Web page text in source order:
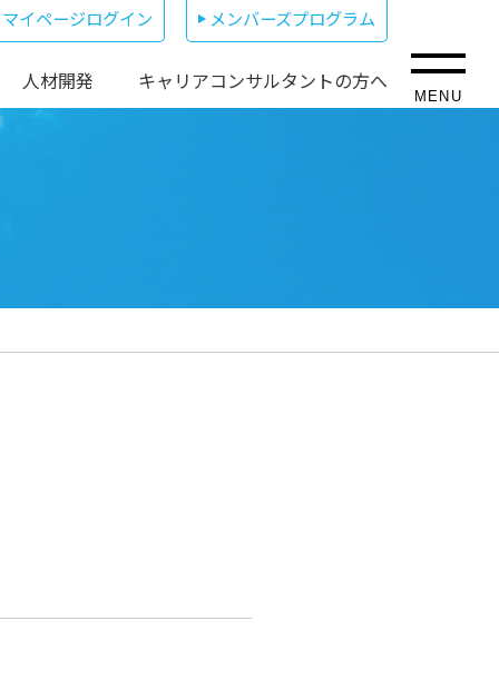
マイページログイン メンバーズプログラム
人材開発 キャリアコンサルタントの方へ
MENU